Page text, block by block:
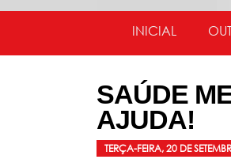
INICIAL
SAÚDE
AJUDA!
TERÇA-FEIRA, 20 DE